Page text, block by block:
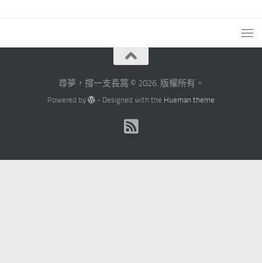
尋夢，撐一支長篙 © 2026. 版權所有。
Powered by - Designed with the Hueman theme